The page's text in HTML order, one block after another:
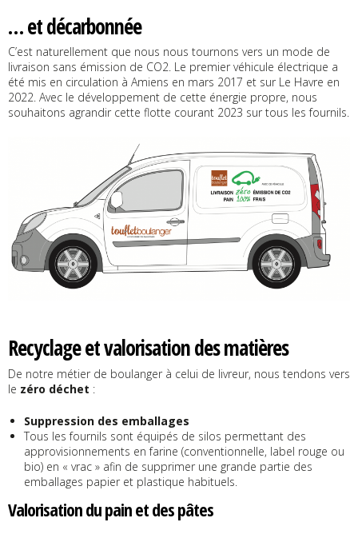
… et décarbonnée
C’est naturellement que nous nous tournons vers un mode de
livraison sans émission de CO2. Le premier véhicule électrique a
été mis en circulation à Amiens en mars 2017 et sur Le Havre en
2022. Avec le développement de cette énergie propre, nous
souhaitons agrandir cette flotte courant 2023 sur tous les fournils.
Recyclage et valorisation des matières
De notre métier de boulanger à celui de livreur, nous tendons vers
le zéro déchet :
Suppression des emballages
Tous les fournils sont équipés de silos permettant des
approvisionnements en farine (conventionnelle, label rouge ou
bio) en « vrac » afin de supprimer une grande partie des
emballages papier et plastique habituels.
Valorisation du pain et des pâtes